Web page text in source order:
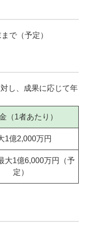
で（予定）
し、成果に応じて年
（1者あたり）
1億2,000万円
1億6,000万円（予
定）